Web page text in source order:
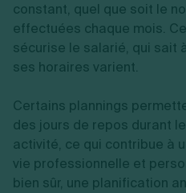
constant, quel que soit le
effectuées chaque mois.
sécurise le salarié, qui sait
ses horaires varient.
Certains plannings
des jours de repos durant
activité, ce qui contribue à
vie professionnelle et
bien sûr, une planification